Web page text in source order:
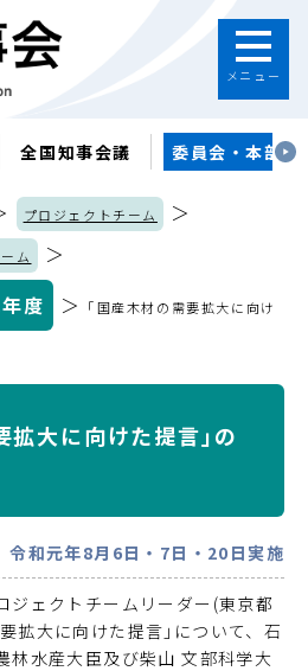
メニュー
全国知事会議 委員会・本部
プロジェクトチーム ＞
ム
＞
度
＞ ｢国産木材の需要拡大に向け
拡大に向けた提言｣の
令和元年8月6日・7日・20日実施
ェクトチームリーダー(東京都
拡大に向けた提言｣について、石
林水産大臣及び柴山 文部科学大